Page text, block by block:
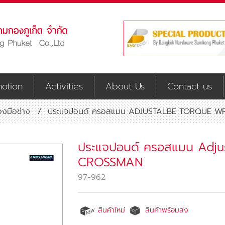
Activities About Us Contact us
งมือช่าง / ประแจปอนด์ ครอสแมน ADJUSTALBE TORQUE
ประแจปอนด์ ครอสแมน
CROSSMAN
97-962
สินค้าใหม่ สินค้าพร้อมส่ง